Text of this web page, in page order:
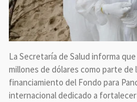
La Secretaría de Salud informa
millones de dólares como parte de
financiamiento del Fondo para
internacional dedicado a